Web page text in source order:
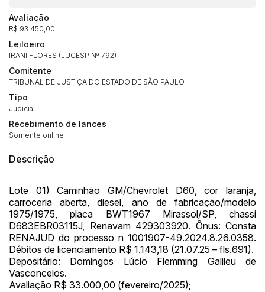
Avaliação
R$ 93.450,00
Leiloeiro
IRANI FLORES (JUCESP Nª 792)
Comitente
TRIBUNAL DE JUSTIÇA DO ESTADO DE SÃO PAULO
Tipo
Judicial
Recebimento de lances
Somente online
Descrição
Lote 01) Caminhão GM/Chevrolet D60, cor laranja,
carroceria aberta, diesel, ano de fabricação/modelo
1975/1975, placa BWT1967 Mirassol/SP, chassi
D683EBR03115J, Renavam 429303920. Ônus: Consta
RENAJUD do processo n 1001907-49.2024.8.26.0358.
Débitos de licenciamento R$ 1.143,18 (21.07.25 – fls.691).
Depositário: Domingos Lúcio Flemming Galileu de
Vasconcelos.
Avaliação R$ 33.000,00 (fevereiro/2025);
(Art. 895, CPC)
14/04/2025 18:43:11 TIAGOFELIPE R$ 1,00
14/04/2025 18:43:11 TIAGOFELIPE R$ 1,00
14/04/2025 18:43:11 TIAGOFELIPE R$ 1,00
Clique aqui para fazer login
Habilite-se para efetuar lances ou